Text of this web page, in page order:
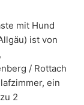
mit Hund
ist von
/ Rottach
ein
2